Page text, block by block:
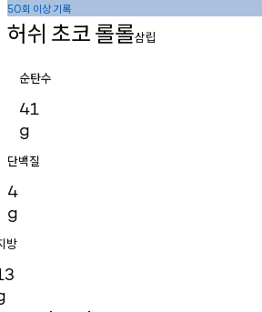
50회 이상기록
허쉬 초코롤롤삼립
순탄수
41
g
단백질
4
g
방